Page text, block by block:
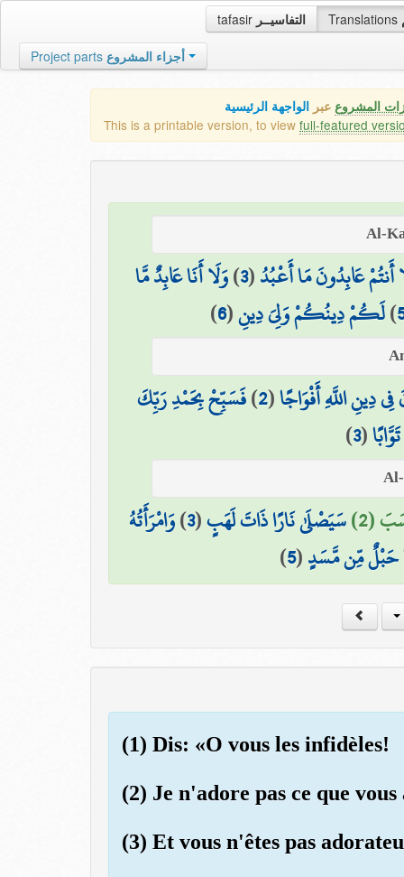
tafasir التفاسيــر Translations
Project parts أجزاء المشروع
المشروع عبر الواجهة الرئيسية
This is a printable version, to view full-featured
أَنتُمْ عَابِدُونَ مَا أَعْبُدُ(
3
)وَلَا أَنَا عَابِدٌ مَّا
)لَكُمْ دِينُكُمْ وَلِيَ دِينِ(
6
)
دِينِ اللَّهِ أَفْوَاجًا(
2
)فَسَبِّحْ بِحَمْدِ رَبِّكَ
(
3
)
(2) سَيَصْلَىٰ نَارًا ذَاتَ لَهَبٍ(
3
)وَامْرَأَتُهُ
حَبْلٌ مِّن مَّسَدٍ(
5
)
(1) Dis: «O vous les infidèles!
(2) Je n'adore pas ce que vous
(3) Et vous n'êtes pas